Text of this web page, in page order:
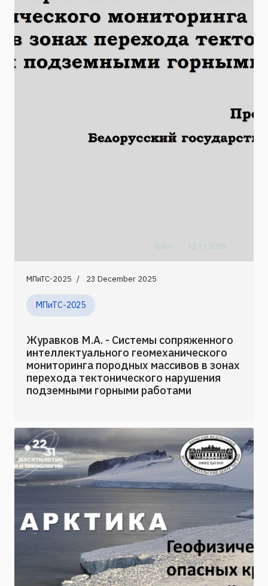
МПиТС-2025 23 December 2025
МПиТС-2025
Журавков М.А. - Системы сопряженного
интеллектуального геомеханического
мониторинга породных массивов в зонах
перехода тектонического нарушения
подземными горными работами